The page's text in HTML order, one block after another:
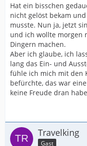
Hat ein bisschen
nicht gelöst bekam
musste. Nun ja, jetzt
und ich wollte morgen
Dingern machen.
Aber ich glaube, ich
lang das Ein- und
fühle ich mich mit den
befürchte, das war
keine Freude dran
Travelking
Gast